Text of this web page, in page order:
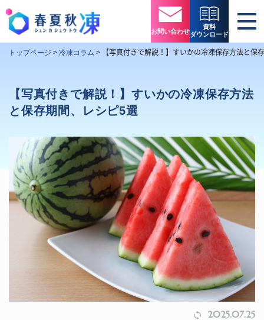
お問い合わせ
資料
ダウンロード
トップページ > 冷凍コラム > 【写真付きで解説！】すいかの冷凍保存方法と保
【写真付きで解説！】すいかの冷凍保存方法
と保存期間、レシピ5選
2025.07.25